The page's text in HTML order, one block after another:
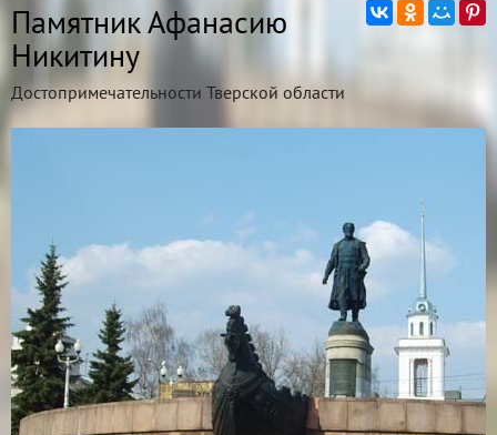
Памятник Афанасию
Никитину
Достопримечательности Тверской области